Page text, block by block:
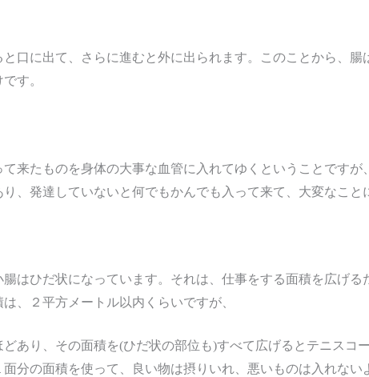
口に出て、さらに進むと外に出られます。このことから、
す。
来たものを身体の大事な血管に入れてゆくということです
、発達していないと何でもかんでも入って来て、大変なこと
はひだ状になっています。それは、仕事をする面積を広げ
、２平方メートル以内くらいですが、
あり、その面積を(ひだ状の部位も)すべて広げるとテニスコ
分の面積を使って、良い物は摂りいれ、悪いものは入れない